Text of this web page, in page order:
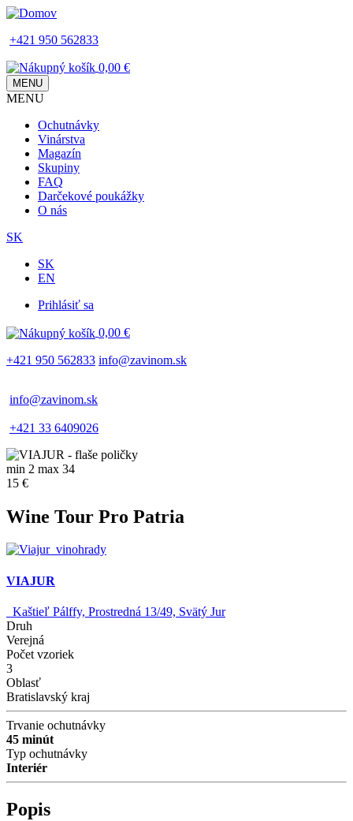
Skip
main
+421 950 562833
0,00 €
MENU
navigation
MENU
Ochutnávky
Vinárstva
Magazín
Skupiny
FAQ
Darčekové poukážky
O nás
SK
SK
EN
menu
Prihlásiť sa
0,00 €
+421 950 562833 info@zavinom.sk
info@zavinom.sk
+421 33 6409026
min 2 max 34
15 €
Wine Tour Pro Patria
VIAJUR
Kaštieľ Pálffy, Prostredná 13/49, Svätý Jur
Druh
Verejná
Počet vzoriek
3
Oblasť
Bratislavský kraj
Trvanie ochutnávky
45 minút
Typ ochutnávky
Interiér
Popis